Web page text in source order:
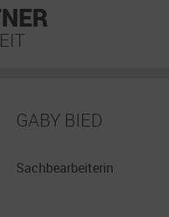
GABY BIED
Sachbearbeiterin